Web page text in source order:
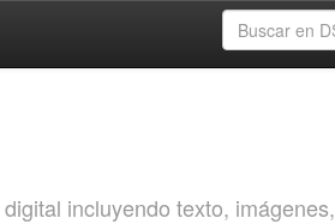
incluyendo texto, imágenes,